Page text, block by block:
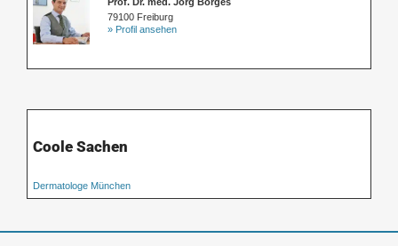
79100 Freiburg
» Profil ansehen
Coole Sachen
Dermatologe München